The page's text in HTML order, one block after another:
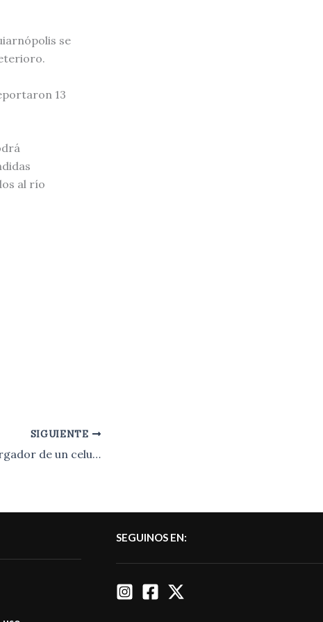
se
13
al río
SIGUIENTE
Córdoba | El cargador de un celular provocó un incendio en un edificio.-
SEGUINOS EN: